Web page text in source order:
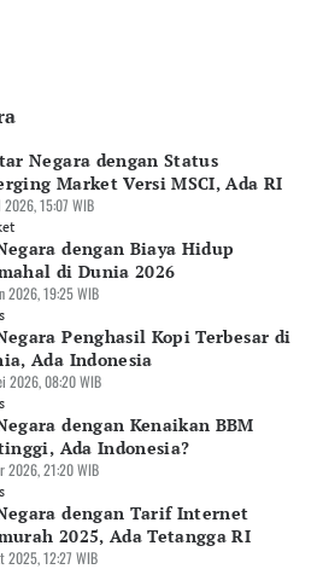
Negara dengan Status
Market Versi MSCI, Ada RI
2026, 15:07 WIB
dengan Biaya Hidup
di Dunia 2026
2026, 19:25 WIB
Penghasil Kopi Terbesar di
Ada Indonesia
2026, 08:20 WIB
dengan Kenaikan BBM
Ada Indonesia?
2026, 21:20 WIB
dengan Tarif Internet
2025, Ada Tetangga RI
2025, 12:27 WIB